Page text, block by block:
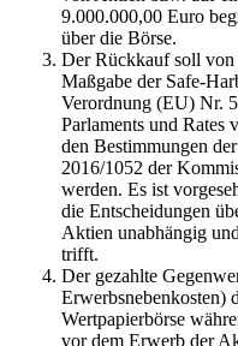
9.000.000,00 Euro
über die Börse.
Der Rückkauf soll
Maßgabe der Safe-
Verordnung (EU) Nr.
Parlaments und
den Bestimmungen
2016/1052 der
werden. Es ist
die Entscheidungen
Aktien unabhängig
trifft.
Der gezahlte
Erwerbsnebenkosten)
Wertpapierbörse
vor dem Erwerb der